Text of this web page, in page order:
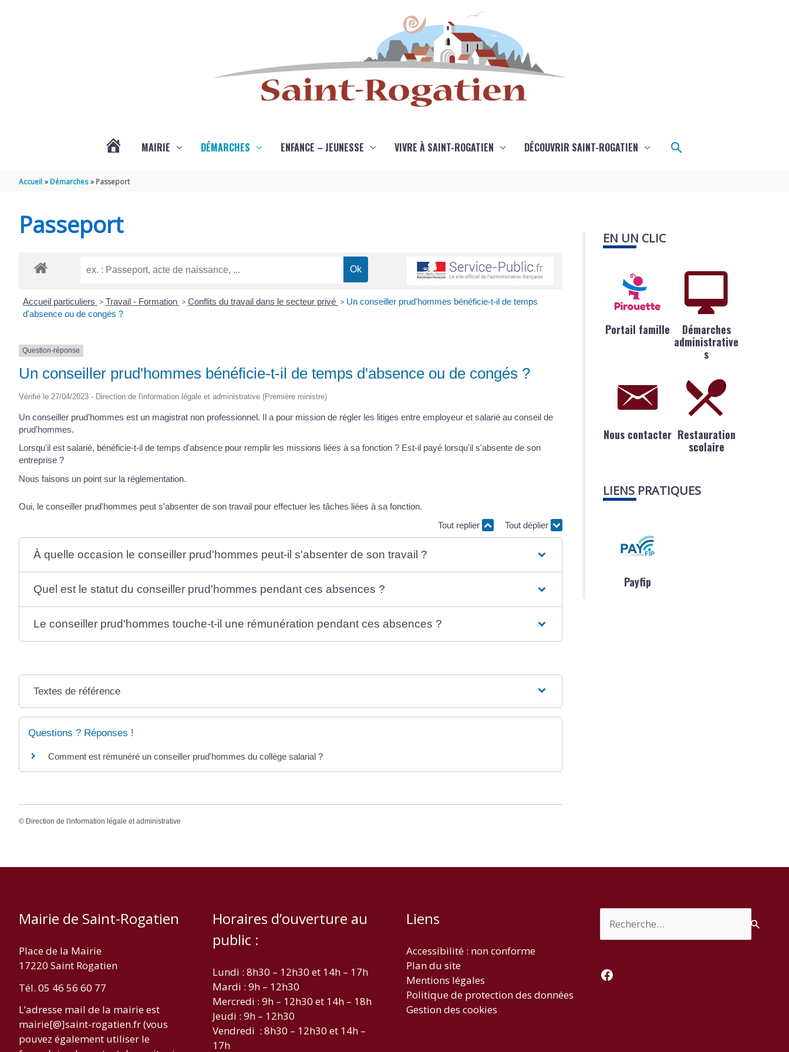
ROGATIEN
MAIRIE DÉMARCHES ENFANCE – JEUNESSE VIVRE À SAINT-ROGATIEN DÉCOUVRIR SAINT-ROGATIEN Rechercher
Accueil Démarches Passeport
Passeport
Accueil particuliers > Travail - Formation > Conflits du travail dans le secteur privé > Un conseiller prud'hommes bénéficie-t-il de temps
d'absence ou de congés ?
Question-réponse
Un conseiller prud'hommes bénéficie-t-il de temps d'absence ou de congés ?
Vérifié le 27/04/2023 - Direction de l'information légale et administrative (Première ministre)
Un conseiller prud'hommes est un magistrat non professionnel. Il a pour mission de régler les litiges entre employeur et salarié au conseil de
prud'hommes.
Lorsqu'il est salarié, bénéficie-t-il de temps d'absence pour remplir les missions liées à sa fonction ? Est-il payé lorsqu'il s'absente de son
entreprise ?
Nous faisons un point sur la réglementation.
Oui, le conseiller prud'hommes peut s'absenter de son travail pour effectuer les tâches liées à sa fonction.
Tout replier
Tout déplier
À quelle occasion le conseiller prud'hommes peut-il s'absenter de son travail ?
Quel est le statut du conseiller prud'hommes pendant ces absences ?
Le conseiller prud'hommes touche-t-il une rémunération pendant ces absences ?
Textes de référence
Questions ? Réponses !
Comment est rémunéré un conseiller prud'hommes du collège salarial ?
© Direction de l'information légale et administrative
EN UN CLIC
Portail famille
Démarches
administrative
s
Nous contacter Restauration
scolaire
LIENS PRATIQUES
Payfip
Mairie de Saint-Rogatien
Place de la Mairie
17220 Saint Rogatien
Tél. 05 46 56 60 77
L’adresse mail de la mairie est
mairie[@]saint-rogatien.fr (vous
pouvez également utiliser le
Horaires d’ouverture au
public :
Lundi : 8h30 – 12h30 et 14h – 17h
Mardi : 9h – 12h30
Mercredi : 9h – 12h30 et 14h – 18h
Jeudi : 9h – 12h30
Vendredi : 8h30 – 12h30 et 14h –
17h
Liens
Accessibilité : non conforme
Plan du site
Mentions légales
Politique de protection des données
Gestion des cookies
Facebook